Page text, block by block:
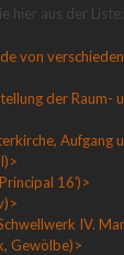
hier aus der Liste:
von
der Raum-
Aufgang
16′)>
IV.
Gewölbe)>